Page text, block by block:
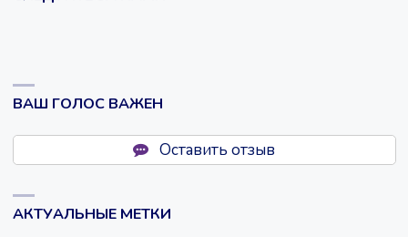
ВАШ ГОЛОС ВАЖЕН
Оставить отзыв
АКТУАЛЬНЫЕ МЕТКИ